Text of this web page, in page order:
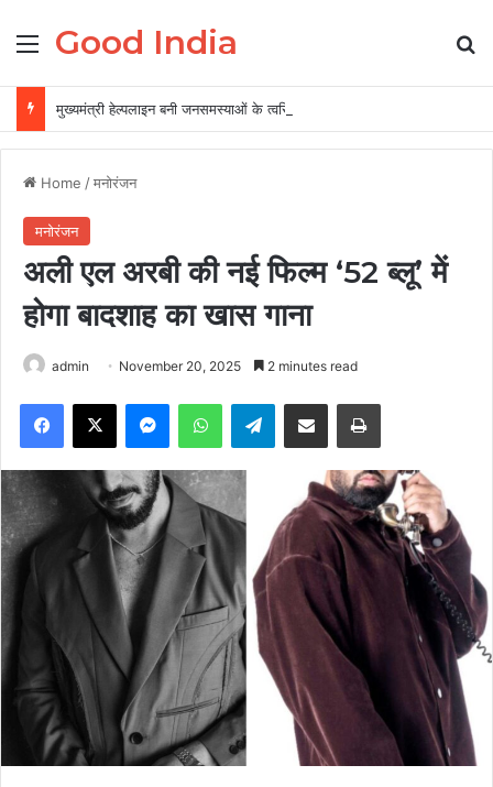
Menu
Good India
मुख्यमंत्री हेल्पलाइन बनी जनसमस्याओं के त्वरित समाधान की प्रभावी व्यवस्था
Home /मनोरंजन
मनोरंजन
अली एल अरबी की नई फिल्म ‘52 ब्लू’ में
होगा बादशाह का खास गाना
admin November 20, 2025 2 minutes read
Facebook
X MessengerWhatsAppTelegramShare via Email Print